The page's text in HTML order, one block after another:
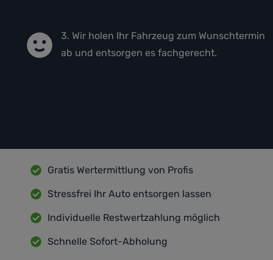
3. Wir holen Ihr Fahrzeug zum Wunschtermin
ab und entsorgen es fachgerecht.
Gratis Wertermittlung von Profis
Stressfrei Ihr Auto entsorgen lassen
Individuelle Restwertzahlung möglich
Schnelle Sofort-Abholung